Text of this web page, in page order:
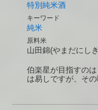
特別純米酒
キーワード
純米
原料米
山田錦(やまだにし
伯楽星が目指すの
は易しですが、そ